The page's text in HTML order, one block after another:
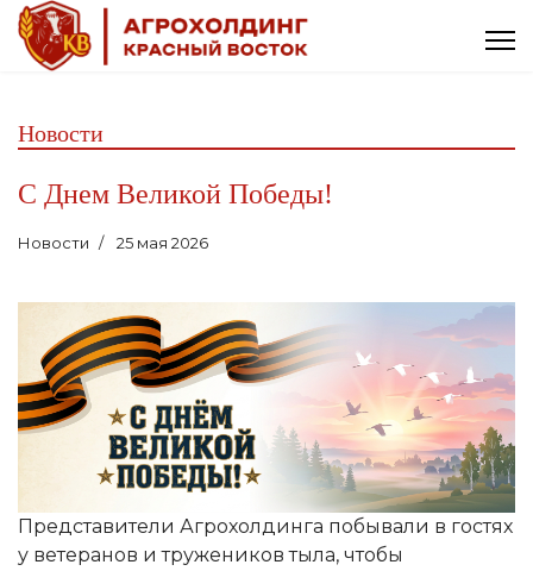
Новости
С Днем Великой Победы!
Новости 25 мая 2026
Представители Агрохолдинга побывали в гостях
у ветеранов и тружеников тыла, чтобы